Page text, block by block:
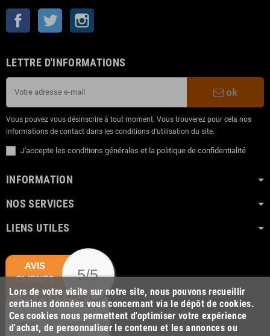
Facebook Twitter
LETTRE D'INFORMATIONS
ok
Vous pouvez vous désinscrire à tout moment. Vous trouverez pour cela nos
informations de contact dans les conditions d'utilisation du site.
J'accepte les conditions générales et la politique de confidentialité
INFORMATION
NOS SERVICES
LIENS UTILES
Lors de votre visite sur notre site, nous pouvons recueillir
certaines données vous concernant via le dépôt de cookies.
Ces cookies nous permettent d'optimiser votre expérience
d'achat, de personnaliser le contenu et les annonces ou
AVIS
CLIENTS
5/5
Super site. Bien renseigné , de